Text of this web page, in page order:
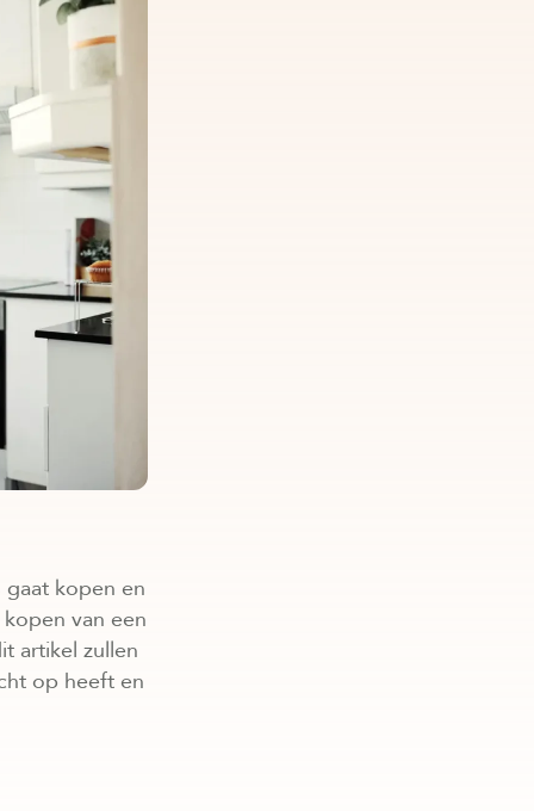
kopen en
van een
artikel zullen
op heeft en